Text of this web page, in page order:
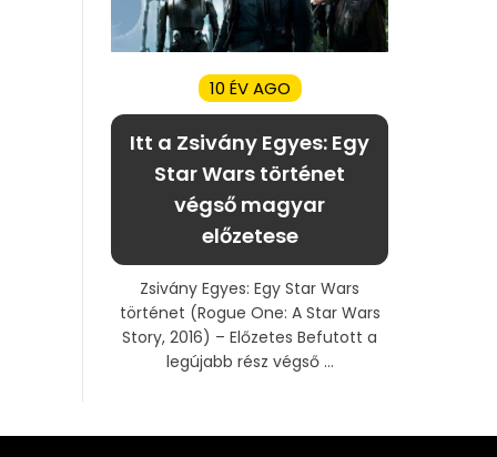
10 ÉV AGO
Itt a Zsivány Egyes: Egy
Star Wars történet
végső magyar
előzetese
Zsivány Egyes: Egy Star Wars
történet (Rogue One: A Star Wars
Story, 2016) – Előzetes Befutott a
legújabb rész végső ...